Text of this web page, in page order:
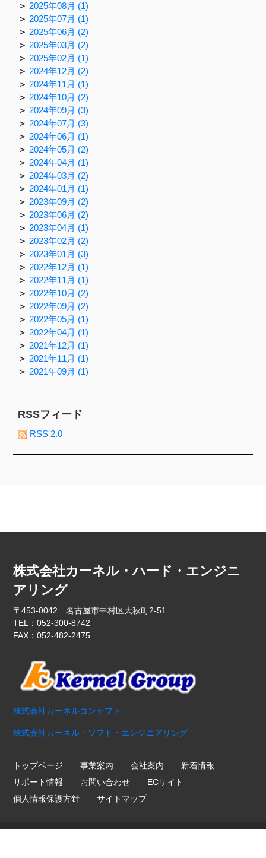
2025年08月 (1)
2025年07月 (1)
2025年06月 (2)
2025年03月 (2)
2025年02月 (1)
2024年12月 (2)
2024年11月 (1)
2024年10月 (2)
2024年09月 (3)
2024年07月 (3)
2024年06月 (1)
2024年05月 (2)
2024年04月 (1)
2024年03月 (2)
2024年01月 (1)
2023年09月 (2)
2023年06月 (2)
2023年04月 (1)
2023年02月 (2)
2023年01月 (3)
2022年12月 (1)
2022年11月 (1)
2022年10月 (2)
2022年09月 (2)
2022年05月 (1)
2022年04月 (1)
2021年12月 (1)
2021年11月 (1)
2021年09月 (1)
RSSフィード
RSS 2.0
株式会社カーネル・ハード・エンジニ
アリング
〒453-0042 名古屋市中村区大秋町2-51
TEL：052-300-8742
FAX：052-482-2475
株式会社カーネルコンセプト
株式会社カーネル・ソフト・エンジニアリング
トップページ 事業案内 会社案内
新着情報
サポート情報
お問い合わせ
ECサイト
個人情報保護方針
サイトマップ
Copyright ©2026 Kernel Hardware Engineering. All Rights